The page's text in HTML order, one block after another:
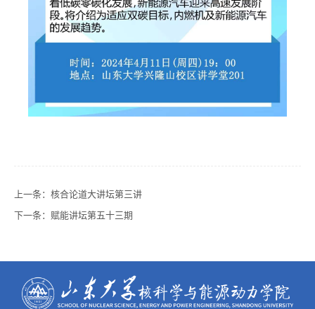
上一条： 核合论道大讲坛第三讲
下一条： 赋能讲坛第五十三期